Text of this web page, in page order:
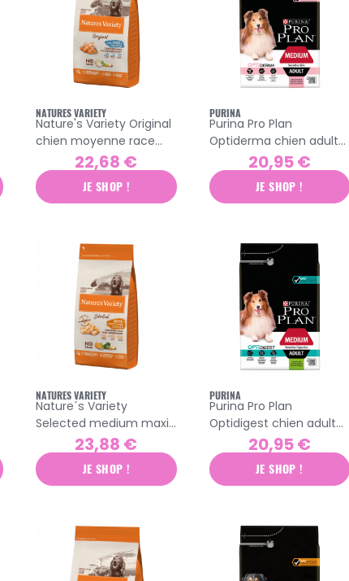
NATURES VARIETY
Nature's Variety Original
chien moyenne race
adulte croquettes
saumon 2kg
22,68 €
JE SHOP !
PURINA
Purina Pro Plan
Optiderma chien adulte
peau sensible
croquettes saumon 3kg
20,95 €
JE SHOP !
NATURES VARIETY
Nature´s Variety
Selected medium maxi
poulet croquettes pour
chien adulte 2kg
23,88 €
JE SHOP !
PURINA
Purina Pro Plan
Optidigest chien adulte
digestion sensible
croquettes agneau 3kg
20,95 €
JE SHOP !